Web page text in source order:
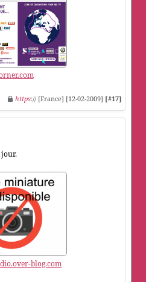
https:// [France] [12-02-2009] [#17]
jour.
blog.com